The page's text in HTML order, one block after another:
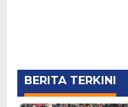
BERITA TERKINI